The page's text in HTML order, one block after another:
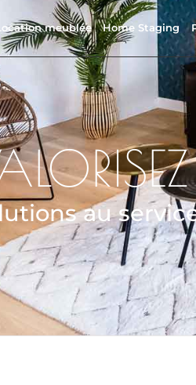
meublée Home Staging
au